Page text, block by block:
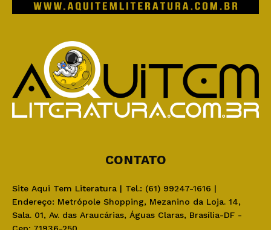
CONTATO
Site Aqui Tem Literatura | Tel.: (61) 99247-1616 |
Endereço: Metrópole Shopping, Mezanino da Loja. 14,
Sala. 01, Av. das Araucárias, Águas Claras, Brasília-DF -
Cep: 71936-250